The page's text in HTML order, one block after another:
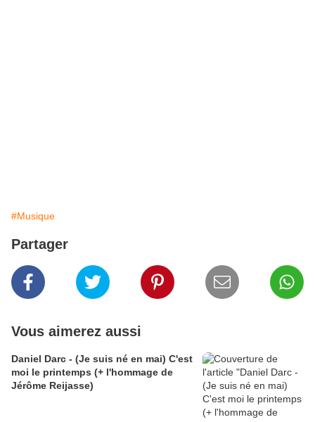
#Musique
Partager
Vous aimerez aussi
Daniel Darc - (Je suis né en mai) C'est
moi le printemps (+ l'hommage de
Jérôme Reijasse)